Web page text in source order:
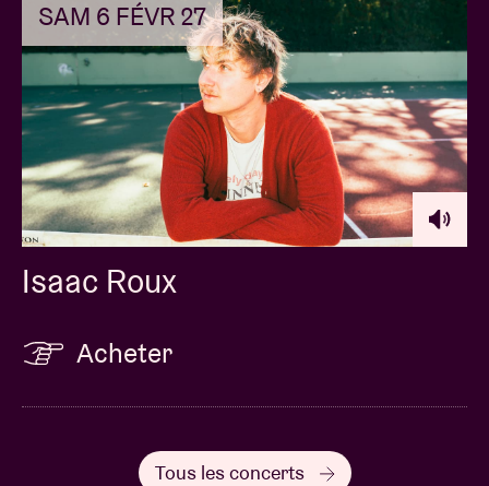
SAM 6 FÉVR 27
Isaac Roux
Acheter
Tous les concerts